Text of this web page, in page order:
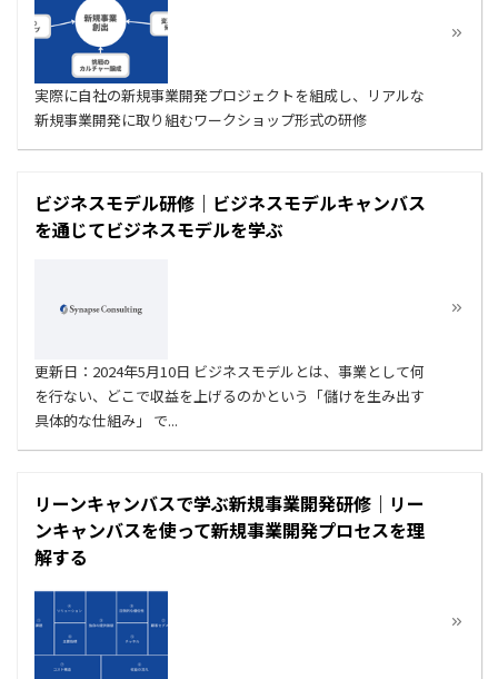
実際に自社の新規事業開発プロジェクトを組成し、リアルな
新規事業開発に取り組むワークショップ形式の研修
ビジネスモデル研修｜ビジネスモデルキャンバス
を通じてビジネスモデルを学ぶ
更新日：2024年5月10日 ビジネスモデルとは、事業として何
を行ない、どこで収益を上げるのかという「儲けを生み出す
具体的な仕組み」 で...
リーンキャンバスで学ぶ新規事業開発研修｜リー
ンキャンバスを使って新規事業開発プロセスを理
解する